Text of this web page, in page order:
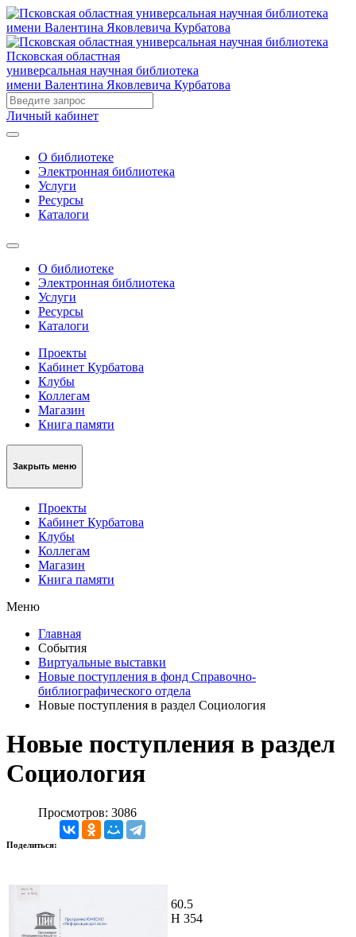
Псковская областная
универсальная научная библиотека
имени Валентина Яковлевича Курбатова
Личный кабинет
О библиотеке
Электронная библиотека
Услуги
Ресурсы
Каталоги
О библиотеке
Электронная библиотека
Услуги
Ресурсы
Каталоги
Проекты
Кабинет Курбатова
Клубы
Коллегам
Магазин
Книга памяти
Закрыть меню
Проекты
Кабинет Курбатова
Клубы
Коллегам
Магазин
Книга памяти
Меню
Главная
События
Виртуальные выставки
Новые поступления в фонд Справочно-
библиографического отдела
Новые поступления в раздел Социология
Новые поступления в раздел
Социология
Просмотров: 3086
Поделиться:
60.5
Н 354